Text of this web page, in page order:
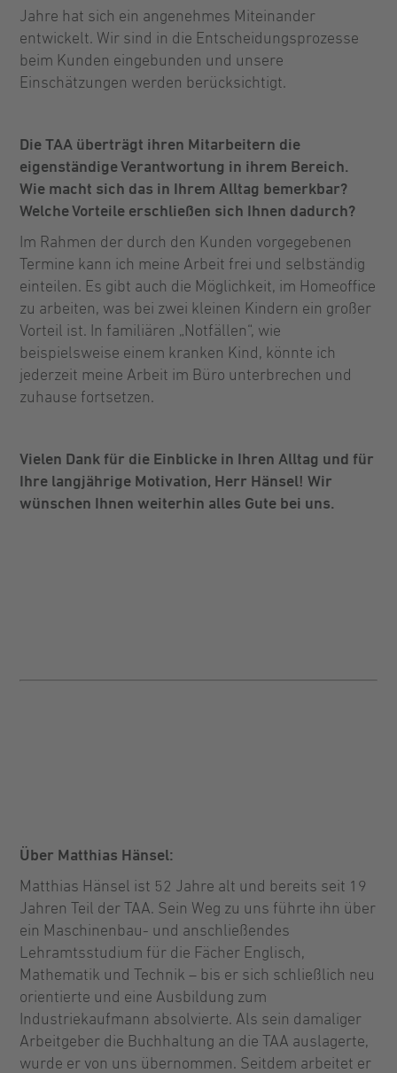
Jahre hat sich ein angenehmes Miteinander
entwickelt. Wir sind in die Entscheidungsprozesse
beim Kunden eingebunden und unsere
Einschätzungen werden berücksichtigt.
Die TAA überträgt ihren Mitarbeitern die
eigenständige Verantwortung in ihrem Bereich.
Wie macht sich das in Ihrem Alltag bemerkbar?
Welche Vorteile erschließen sich Ihnen dadurch?
Im Rahmen der durch den Kunden vorgegebenen
Termine kann ich meine Arbeit frei und selbständig
einteilen. Es gibt auch die Möglichkeit, im Homeoffice
zu arbeiten, was bei zwei kleinen Kindern ein großer
Vorteil ist. In familiären „Notfällen“, wie
beispielsweise einem kranken Kind, könnte ich
jederzeit meine Arbeit im Büro unterbrechen und
zuhause fortsetzen.
Vielen Dank für die Einblicke in Ihren Alltag und für
Ihre langjährige Motivation, Herr Hänsel! Wir
wünschen Ihnen weiterhin alles Gute bei uns.
Über Matthias Hänsel:
Matthias Hänsel ist 52 Jahre alt und bereits seit 19
Jahren Teil der TAA. Sein Weg zu uns führte ihn über
ein Maschinenbau- und anschließendes
Lehramtsstudium für die Fächer Englisch,
Mathematik und Technik – bis er sich schließlich neu
orientierte und eine Ausbildung zum
Industriekaufmann absolvierte. Als sein damaliger
Arbeitgeber die Buchhaltung an die TAA auslagerte,
wurde er von uns übernommen. Seitdem arbeitet er